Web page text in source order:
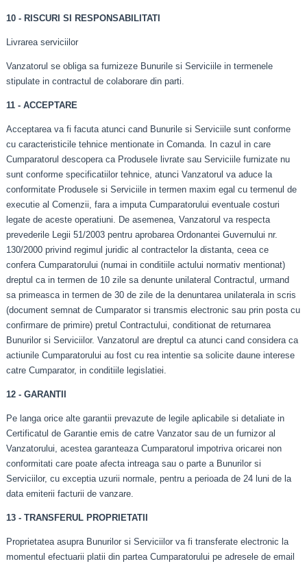
10 - RISCURI SI RESPONSABILITATI
Livrarea serviciilor
Vanzatorul se obliga sa furnizeze Bunurile si Serviciile in termenele
stipulate in contractul de colaborare din parti.
11 - ACCEPTARE
Acceptarea va fi facuta atunci cand Bunurile si Serviciile sunt conforme
cu caracteristicile tehnice mentionate in Comanda. In cazul in care
Cumparatorul descopera ca Produsele livrate sau Serviciile furnizate nu
sunt conforme specificatiilor tehnice, atunci Vanzatorul va aduce la
conformitate Produsele si Serviciile in termen maxim egal cu termenul de
executie al Comenzii, fara a imputa Cumparatorului eventuale costuri
legate de aceste operatiuni. De asemenea, Vanzatorul va respecta
prevederile Legii 51/2003 pentru aprobarea Ordonantei Guvernului nr.
130/2000 privind regimul juridic al contractelor la distanta, ceea ce
confera Cumparatorului (numai in conditiile actului normativ mentionat)
dreptul ca in termen de 10 zile sa denunte unilateral Contractul, urmand
sa primeasca in termen de 30 de zile de la denuntarea unilaterala in scris
(document semnat de Cumparator si transmis electronic sau prin posta cu
confirmare de primire) pretul Contractului, conditionat de returnarea
Bunurilor si Serviciilor. Vanzatorul are dreptul ca atunci cand considera ca
actiunile Cumparatorului au fost cu rea intentie sa solicite daune interese
catre Cumparator, in conditiile legislatiei.
12 - GARANTII
Pe langa orice alte garantii prevazute de legile aplicabile si detaliate in
Certificatul de Garantie emis de catre Vanzator sau de un furnizor al
Vanzatorului, acestea garanteaza Cumparatorul impotriva oricarei non
conformitati care poate afecta intreaga sau o parte a Bunurilor si
Serviciilor, cu exceptia uzurii normale, pentru a perioada de 24 luni de la
data emiterii facturii de vanzare.
13 - TRANSFERUL PROPRIETATII
Proprietatea asupra Bunurilor si Serviciilor va fi transferate electronic la
momentul efectuarii platii din partea Cumparatorului pe adresele de email